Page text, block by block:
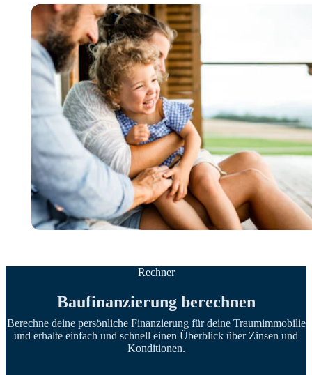
Rechner
Baufinanzierung berechnen
Berechne deine persönliche Finanzierung für deine Traumimmobilie
und erhalte einfach und schnell einen Überblick über Zinsen und
Konditionen.